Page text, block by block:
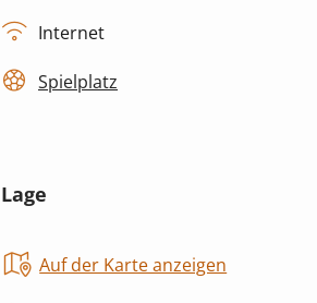
Internet
Spielplatz
Lage
Auf der Karte anzeigen